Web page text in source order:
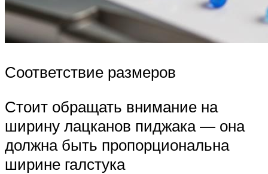
Соответствие размеров
Стоит обращать внимание на
ширину лацканов пиджака — она
должна быть пропорциональна
ширине галстука